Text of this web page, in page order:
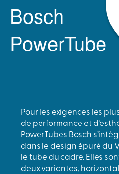
Bosch
PowerTube
Pour les exigences les
de performance et
PowerTubes Bosch
dans le design épuré du
le tube du cadre. Elles
deux variantes,